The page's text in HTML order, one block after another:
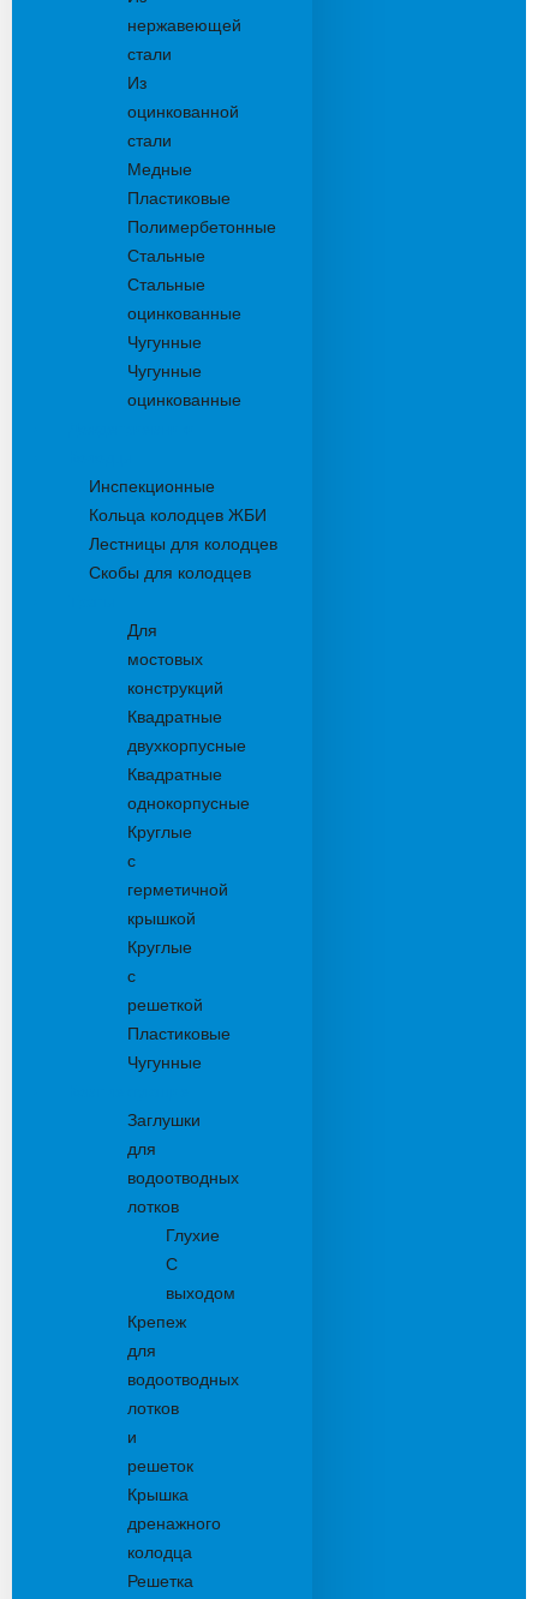
нержавеющей
стали
Из
оцинкованной
стали
Медные
Пластиковые
Полимербетонные
Стальные
Стальные
оцинкованные
Чугунные
Чугунные
оцинкованные
Инспекционные
Кольца колодцев ЖБИ
Лестницы для колодцев
Скобы для колодцев
Для
мостовых
конструкций
Квадратные
двухкорпусные
Квадратные
однокорпусные
Круглые
с
герметичной
крышкой
Круглые
с
решеткой
Пластиковые
Чугунные
Заглушки
для
водоотводных
лотков
Глухие
С
выходом
Крепеж
для
водоотводных
лотков
и
решеток
Крышка
дренажного
колодца
Решетка